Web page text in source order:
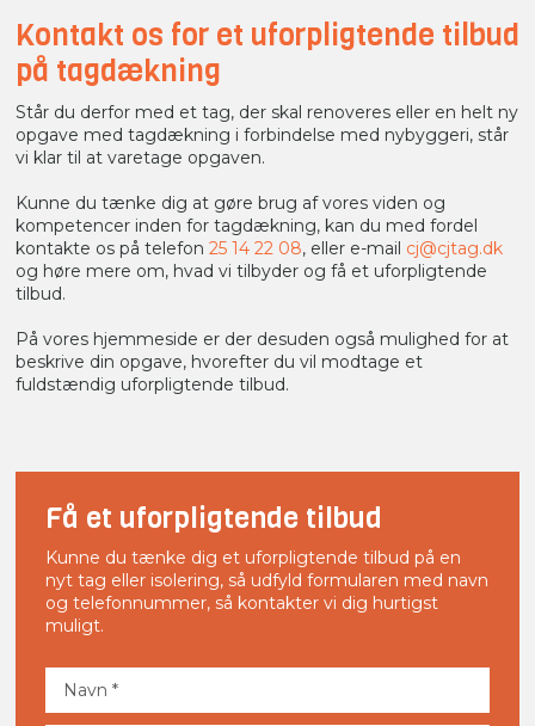
Kontakt os for et uforpligtende tilbud
på tagdækning
Står du derfor med et tag, der skal renoveres eller en helt ny
opgave med tagdækning i forbindelse med nybyggeri, står
vi klar til at varetage opgaven.
Kunne du tænke dig at gøre brug af vores viden og
kompetencer inden for tagdækning, kan du med fordel
kontakte os på telefon 25 14 22 08, eller e-mail cj@cjtag.dk
og høre mere om, hvad vi tilbyder og få et uforpligtende
tilbud.
På vores hjemmeside er der desuden også mulighed for at
beskrive din opgave, hvorefter du vil modtage et
fuldstændig uforpligtende tilbud.​
Få et uforpligtende tilbud
Kunne du tænke dig et uforpligtende tilbud på en
nyt tag eller isolering, så udfyld formularen med navn
og telefonnummer, så kontakter vi dig hurtigst
muligt.